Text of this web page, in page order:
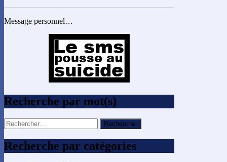
Message personnel…
Recherche par mot(s)
Rechercher :
Recherche par catégories